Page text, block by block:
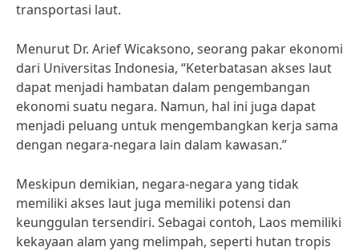
transportasi laut.
Menurut Dr. Arief Wicaksono, seorang pakar ekonomi
dari Universitas Indonesia, “Keterbatasan akses laut
dapat menjadi hambatan dalam pengembangan
ekonomi suatu negara. Namun, hal ini juga dapat
menjadi peluang untuk mengembangkan kerja sama
dengan negara-negara lain dalam kawasan.”
Meskipun demikian, negara-negara yang tidak
memiliki akses laut juga memiliki potensi dan
keunggulan tersendiri. Sebagai contoh, Laos memiliki
kekayaan alam yang melimpah, seperti hutan tropis